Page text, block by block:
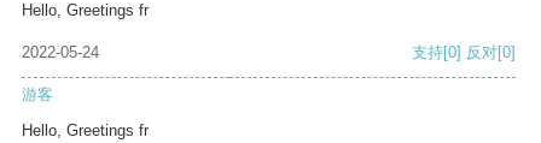
Hello, Greetings fr
2022-05-24 支持[0] 反对[0]
游客
Hello, Greetings fr